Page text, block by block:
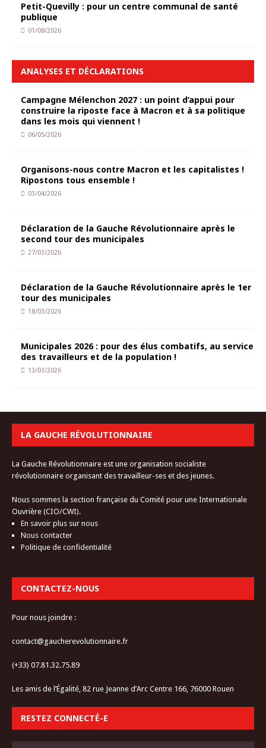
Petit-Quevilly : pour un centre communal de santé
publique
01/08/2026
ANALYSES ET DÉCLARATIONS
Campagne Mélenchon 2027 : un point d’appui pour
construire la riposte face à Macron et à sa politique
dans les mois qui viennent !
06/05/2026
Organisons-nous contre Macron et les capitalistes !
Ripostons tous ensemble !
03/04/2026
Déclaration de la Gauche Révolutionnaire après le
second tour des municipales
27/03/2026
Déclaration de la Gauche Révolutionnaire après le 1er
tour des municipales
18/03/2026
Municipales 2026 : pour des élus combatifs, au service
des travailleurs et de la population !
13/03/2026
LA GAUCHE RÉVOLUTIONNAIRE
La Gauche Révolutionnaire est une organisation socialiste
révolutionnaire organisant des travailleur-ses et des jeunes.
Nous sommes la section française du Comité pour une Internationale
Ouvrière (CIO/CWI).
En savoir plus sur nous
Nous contacter
Politique de confidentialité
CONTACTEZ-NOUS
Pour nous joindre :
contact@gaucherevolutionnaire.fr
(+33) 07.81.32.75.89
Les amis de l’Égalité, 82 rue Jeanne d’Arc Centre 166, 76000 Rouen
RESTEZ CONNECTÉ-E